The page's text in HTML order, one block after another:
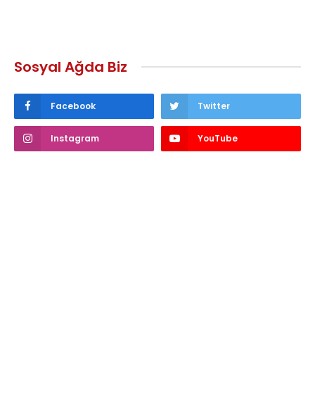
Sosyal Ağda Biz
Facebook Twitter
Instagram YouTube